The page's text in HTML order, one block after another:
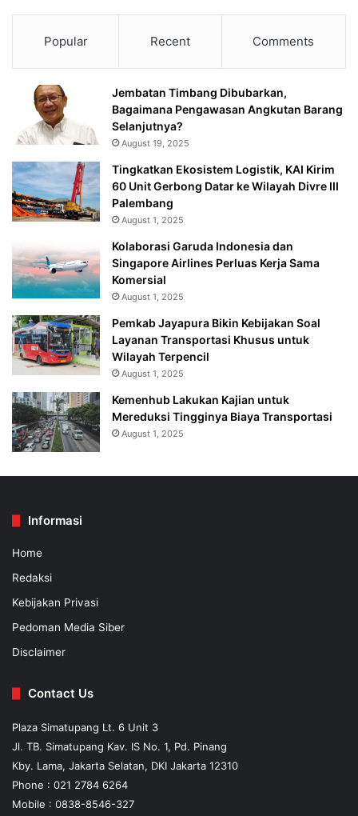
Popular Recent Comments
Jembatan Timbang Dibubarkan,
Bagaimana Pengawasan Angkutan Barang
Selanjutnya?
August 19, 2025
Tingkatkan Ekosistem Logistik, KAI Kirim
60 Unit Gerbong Datar ke Wilayah Divre III
Palembang
August 1, 2025
Kolaborasi Garuda Indonesia dan
Singapore Airlines Perluas Kerja Sama
Komersial
August 1, 2025
Pemkab Jayapura Bikin Kebijakan Soal
Layanan Transportasi Khusus untuk
Wilayah Terpencil
August 1, 2025
Kemenhub Lakukan Kajian untuk
Mereduksi Tingginya Biaya Transportasi
August 1, 2025
Informasi
Home
Redaksi
Kebijakan Privasi
Pedoman Media Siber
Disclaimer
Contact Us
Plaza Simatupang Lt. 6 Unit 3
Jl. TB. Simatupang Kav. IS No. 1, Pd. Pinang
Kby. Lama, Jakarta Selatan, DKI Jakarta 12310
Phone : 021 2784 6264
Mobile : 0838-8546-327